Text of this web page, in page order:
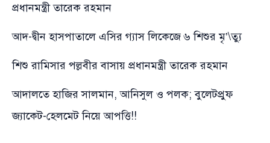
প্রধানমন্ত্রী তারেক রহমান
আদ-দ্বীন হাসপাতালে এসির গ্যাস লিকেজে ৬ শিশুর মৃ’\ত্যু
শিশু রামিসার পল্লবীর বাসায় প্রধানমন্ত্রী তারেক রহমান
আদালতে হাজির সালমান, আনিসুল ও পলক; বুলেটপ্রুফ
জ্যাকেট-হেলমেট নিয়ে আপত্তি!!